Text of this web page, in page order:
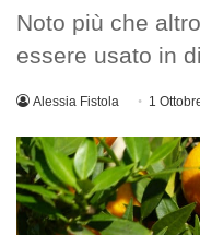
Noto più che
essere usato in
Alessia Fistola 1